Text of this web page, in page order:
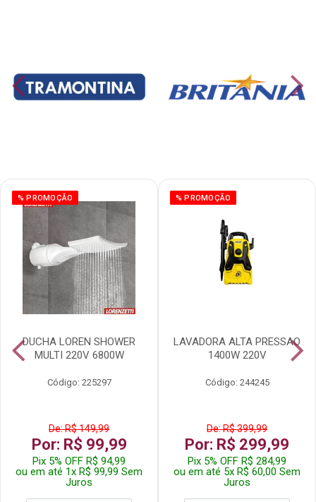
% PROMOÇÃO
DUCHA LOREN SHOWER
MULTI 220V 6800W
Código: 225297
De: R$ 149,99
Por: R$ 99,99
Pix 5% OFF R$ 94,99
ou em até 1x R$ 99,99 Sem
Juros
% PROMOÇÃO
LAVADORA ALTA PRESSAO
1400W 220V
Código: 244245
De: R$ 399,99
Por: R$ 299,99
Pix 5% OFF R$ 284,99
ou em até 5x R$ 60,00 Sem
Juros